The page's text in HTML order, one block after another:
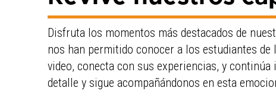
Disfruta los momentos más destacados de
nos han permitido conocer a los estudiantes
video, conecta con sus experiencias, y
detalle y sigue acompañándonos en esta